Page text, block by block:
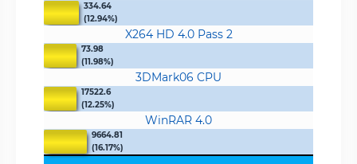
334.64
(12.94%)
X264 HD 4.0 Pass 2
73.98
(11.98%)
3DMark06 CPU
17522.6
(12.25%)
WinRAR 4.0
9664.81
(16.17%)